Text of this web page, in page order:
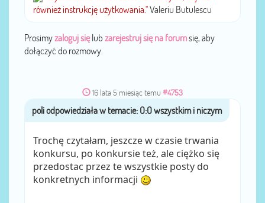
również instrukcję użytkowania."Valeriu Butulescu
Prosimyzaloguj sięlub zarejestruj się na forumsię, aby
dołączyć do rozmowy.
16 lata 5 miesiąc temu #4753
przezpoli
Trochę czytałam, jeszcze w czasie trwania
konkursu, po konkursie też, ale ciężko się
przedostac przez te wszystkie posty do
konkretnych informacji